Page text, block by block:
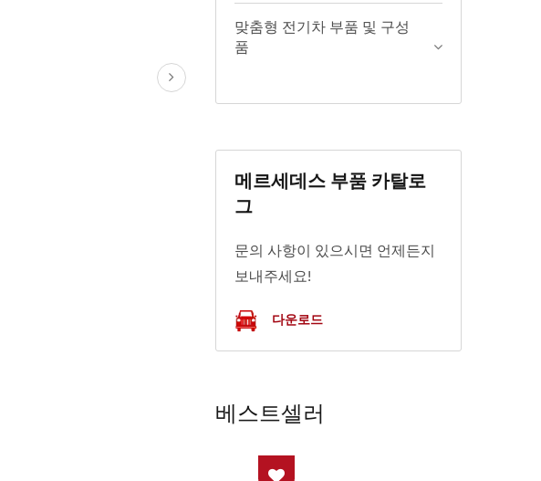
맞춤형 전기차 부품 및 구성
품
메르세데스 부품 카탈로
그
문의 사항이 있으시면 언제든지
보내주세요!
다운로드
베스트셀러